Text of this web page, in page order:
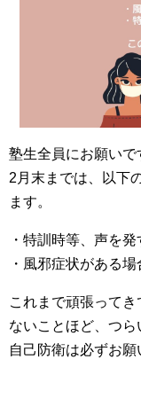
塾生全員にお願いで
2月末までは、以下
ます。
・特訓時等、声を
・風邪症状がある
これまで頑張って
ないことほど、つら
自己防衛は必ずお願